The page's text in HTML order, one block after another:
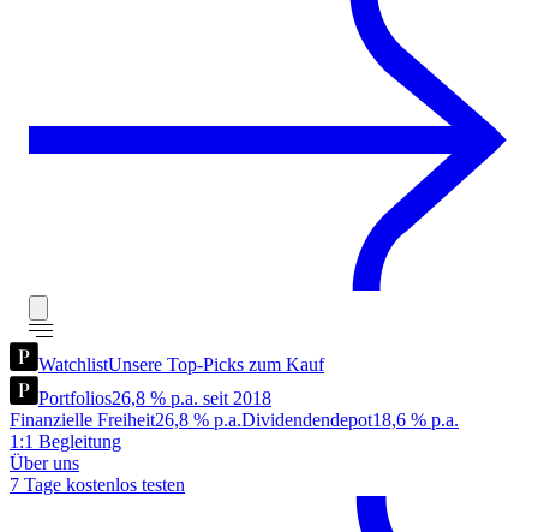
WatchlistUnsere Top-Picks zum Kauf
Portfolios26,8 % p.a. seit 2018
Finanzielle Freiheit26,8 % p.a.Dividendendepot18,6 % p.a.
1:1 Begleitung
Über uns
7 Tage kostenlos testen